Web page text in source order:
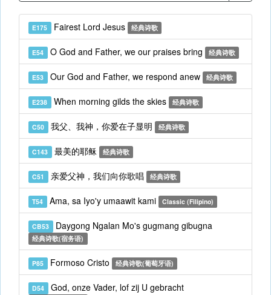
E175 Fairest Lord Jesus 经典诗歌
E54 O God and Father, we our praises bring 经典诗歌
E53 Our God and Father, we respond anew 经典诗歌
E238 When morning gilds the skies 经典诗歌
C50 我父、我神，你爱在子显明 经典诗歌
C143 最美的耶稣 经典诗歌
C51 亲爱父神，我们向你歌唱 经典诗歌
T54 Ama, sa Iyo'y umaawit kami Classic (Filipino)
CB53 Daygong Ngalan Mo's gugmang gibugna
经典诗歌(宿务语)
P85 Formoso Cristo 经典诗歌(葡萄牙语)
D54 God, onze Vader, lof zij U gebracht